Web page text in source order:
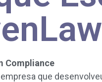
Compliance
que